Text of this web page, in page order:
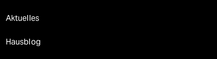
Aktuelles
Hausblog